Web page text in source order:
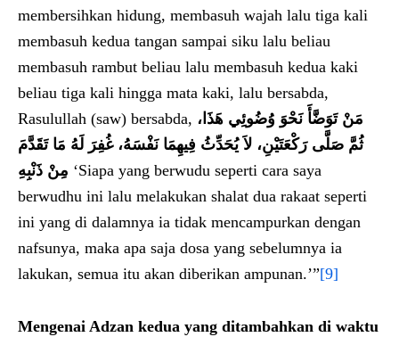
membersihkan hidung, membasuh wajah lalu tiga kali
membasuh kedua tangan sampai siku lalu beliau
membasuh rambut beliau lalu membasuh kedua kaki
beliau tiga kali hingga mata kaki, lalu bersabda,
Rasulullah (saw) bersabda, مَنْ تَوَضَّأَ نَحْوَ وُضُوئِي هَذَا،
ثُمَّ صَلَّى رَكْعَتَيْنِ، لاَ يُحَدِّثُ فِيهِمَا نَفْسَهُ، غُفِرَ لَهُ مَا تَقَدَّمَ
مِنْ ذَنْبِهِ ‘Siapa yang berwudu seperti cara saya
berwudhu ini lalu melakukan shalat dua rakaat seperti
ini yang di dalamnya ia tidak mencampurkan dengan
nafsunya, maka apa saja dosa yang sebelumnya ia
lakukan, semua itu akan diberikan ampunan.’”[9]
Mengenai Adzan kedua yang ditambahkan di waktu